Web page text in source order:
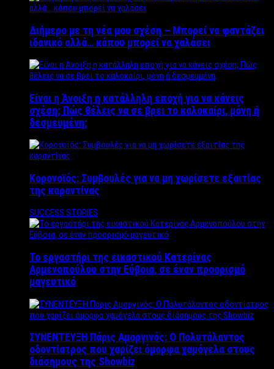
Διήμερο με τη νέα μου σχέση – Μπορεί να φαντάζει
ιδανικό αλλά… κάπου μπορεί να χαλάσει
Είναι η Άνοιξη η κατάλληλη εποχή για να κάνεις
σχέση; Πώς θέλεις να σε βρει το καλοκαίρι, μόνη ή
δεσμευμένη;
Κορονοϊός: Συμβουλές για να μη χωρίσετε εξαιτίας
της καραντίνας
SUCCESS STORIES
Το εργαστήρι της εικαστικού Κατερίνας
Αρμενοπούλου στην Εύβοια, σε έναν προορισμό
μαγευτικό
ΣΥΝΕΝΤΕΥΞΗ Πάρις Αμοργινός: O Πολυτάλαντος
οδοντίατρος που χαρίζει όμορφα χαμόγελα στους
διάσημους της Showbiz